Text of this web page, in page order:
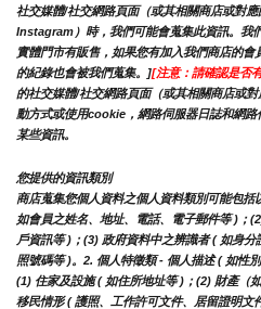
社交媒體/社交網路頁面（或其相關商店或對
Instagram）時，我們可能會蒐集此資訊。我
實體門市有販售，如果您有加入我們商店的
的紀錄也會被我們蒐集。][注意：請確認是否
的社交媒體/社交網路頁面（或其相關商店或
動方式或使用cookie，網路伺服器日誌和網
某些資訊。
您提供的資訊類別
商店蒐集您個人資料之個人資料類別可能包
如會員之姓名、地址、電話、電子郵件等 )；
戶資訊等 )；(3) 政府資料中之辨識者 ( 如身
照號碼等 )。2. 個人特徵類 - 個人描述 ( 如性
(1) 住家及設施 ( 如住所地址等 )；(2) 財產（
移民情形 ( 護照、工作許可文件、居留證明文